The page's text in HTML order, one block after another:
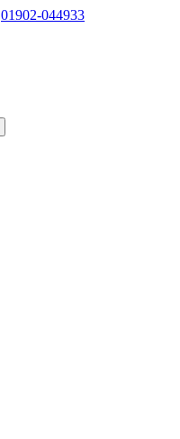
01902-044933